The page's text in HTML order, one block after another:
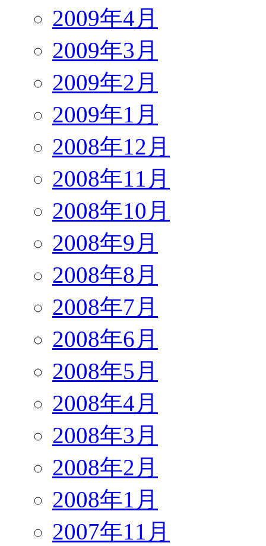
2009年4月
2009年3月
2009年2月
2009年1月
2008年12月
2008年11月
2008年10月
2008年9月
2008年8月
2008年7月
2008年6月
2008年5月
2008年4月
2008年3月
2008年2月
2008年1月
2007年11月